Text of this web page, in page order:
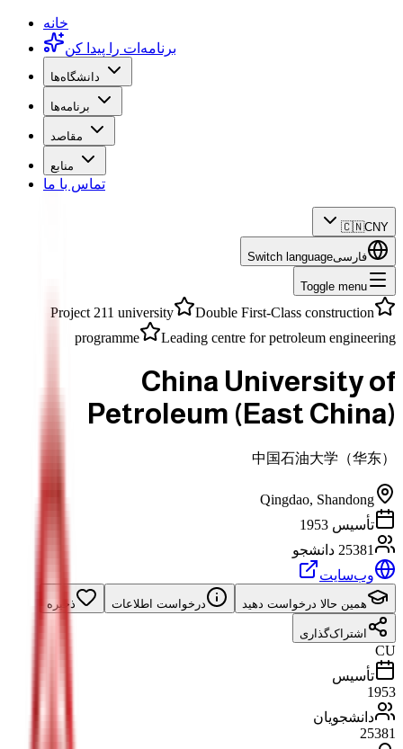
خانه
برنامه‌ات را پیدا کن
دانشگاه‌ها
برنامه‌ها
مقاصد
منابع
تماس با ما
🇨🇳CNY
فارسیSwitch language
Toggle menu
Project 211 university
Double First-Class construction
programme
Leading centre for petroleum engineering
China University of
Petroleum (East China)
中国石油大学（华东）
Qingdao, Shandong
تأسیس 1953
25381 دانشجو
وب‌سایت
همین حالا درخواست دهید درخواست اطلاعات ذخیره
اشتراک‌گذاری
CU
تأسیس
1953
دانشجویان
25381